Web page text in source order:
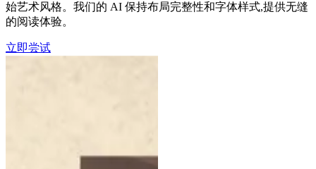
始艺术风格。我们的 AI 保持布局完整性和字体样式,提供无缝
的阅读体验。
立即尝试